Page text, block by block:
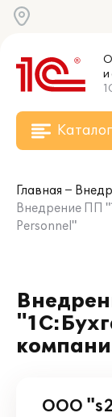
и
Каталог
Главная
Внедрение ПП
Personnel"
ООО